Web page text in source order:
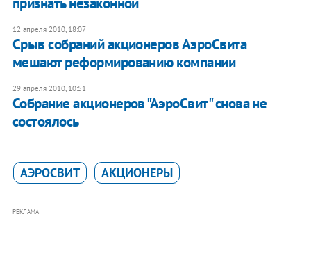
12 апреля 2010, 18:07
Срыв собраний акционеров АэроСвита
мешают реформированию компании
29 апреля 2010, 10:51
Собрание акционеров "АэроСвит" снова не
состоялось
АЭРОСВИТ АКЦИОНЕРЫ
РЕКЛАМА